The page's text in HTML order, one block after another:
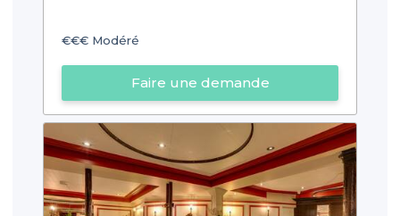
€€€ Modéré
Faire une demande